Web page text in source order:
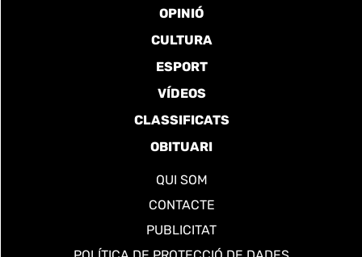
OPINIÓ
CULTURA
ESPORT
VÍDEOS
CLASSIFICATS
OBITUARI
QUI SOM
CONTACTE
PUBLICITAT